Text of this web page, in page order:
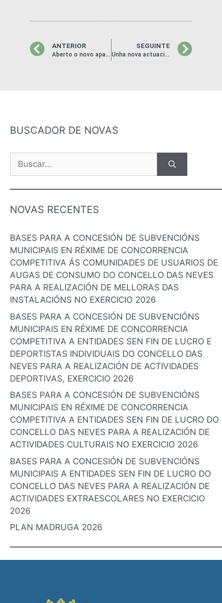
ANTERIOR
Aberto o novo aparcadoiro público do centro das Neves
SEGUINTE
Unha nova actuación de ‘O Monte nace na Escola’, na Unitaria de Rubiós
BUSCADOR DE NOVAS
NOVAS RECENTES
BASES PARA A CONCESIÓN DE SUBVENCIÓNS
MUNICIPAIS EN RÉXIME DE CONCORRENCIA
COMPETITIVA ÁS COMUNIDADES DE USUARIOS DE
AUGAS DE CONSUMO DO CONCELLO DAS NEVES
PARA A REALIZACIÓN DE MELLORAS DAS
INSTALACIÓNS NO EXERCICIO 2026
BASES PARA A CONCESIÓN DE SUBVENCIÓNS
MUNICIPAIS EN RÉXIME DE CONCORRENCIA
COMPETITIVA A ENTIDADES SEN FIN DE LUCRO E
DEPORTISTAS INDIVIDUAIS DO CONCELLO DAS
NEVES PARA A REALIZACIÓN DE ACTIVIDADES
DEPORTIVAS, EXERCICIO 2026
BASES PARA A CONCESIÓN DE SUBVENCIÓNS
MUNICIPAIS EN RÉXIME DE CONCORRENCIA
COMPETITIVA A ENTIDADES SEN FIN DE LUCRO DO
CONCELLO DAS NEVES PARA A REALIZACIÓN DE
ACTIVIDADES CULTURAIS NO EXERCICIO 2026
BASES PARA A CONCESIÓN DE SUBVENCIÓNS
MUNICIPAIS A ENTIDADES SEN FIN DE LUCRO DO
CONCELLO DAS NEVES PARA A REALIZACIÓN DE
ACTIVIDADES EXTRAESCOLARES NO EXERCICIO
2026
PLAN MADRUGA 2026